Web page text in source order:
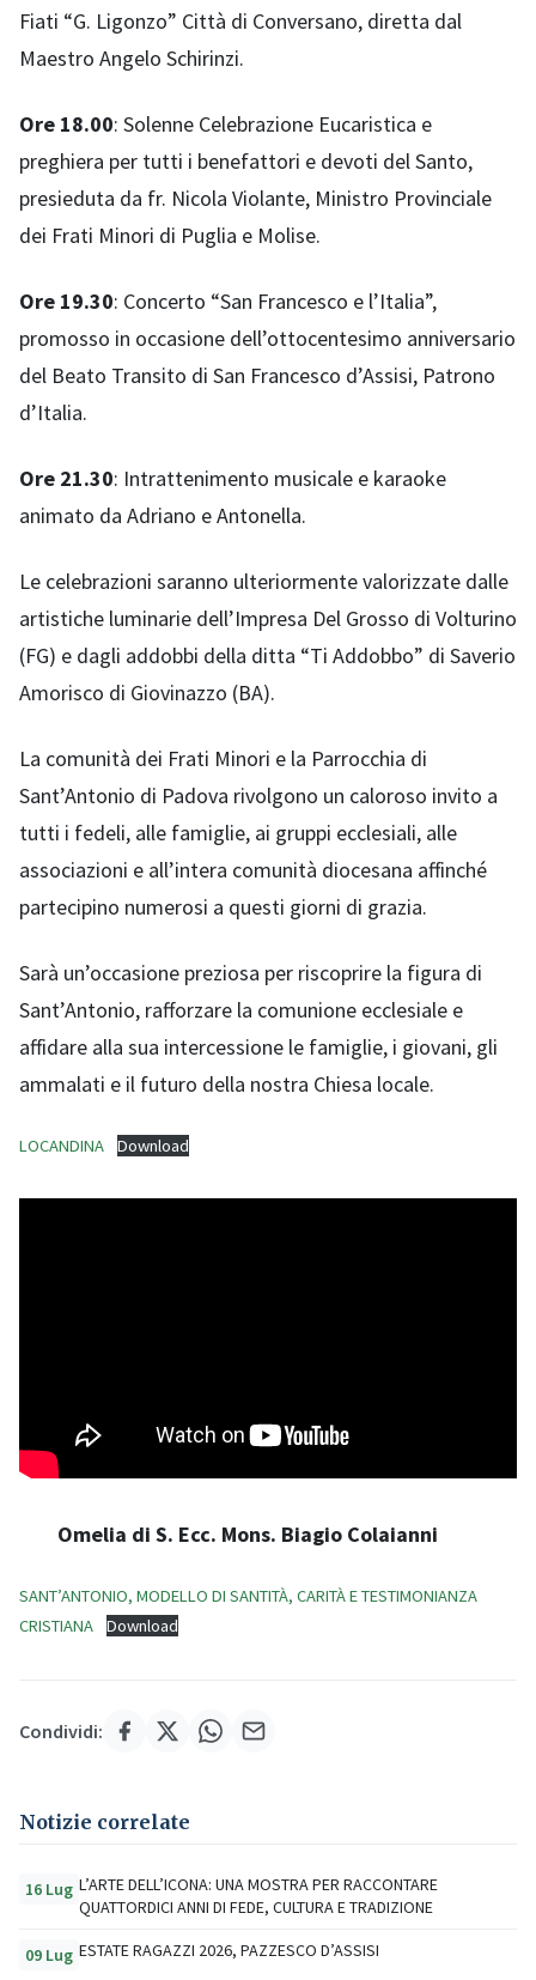
Fiati “G. Ligonzo” Città di Conversano, diretta dal
Maestro Angelo Schirinzi.
Ore 18.00: Solenne Celebrazione Eucaristica e
preghiera per tutti i benefattori e devoti del Santo,
presieduta da fr. Nicola Violante, Ministro Provinciale
dei Frati Minori di Puglia e Molise.
Ore 19.30: Concerto “San Francesco e l’Italia”,
promosso in occasione dell’ottocentesimo anniversario
del Beato Transito di San Francesco d’Assisi, Patrono
d’Italia.
Ore 21.30: Intrattenimento musicale e karaoke
animato da Adriano e Antonella.
Le celebrazioni saranno ulteriormente valorizzate dalle
artistiche luminarie dell’Impresa Del Grosso di Volturino
(FG) e dagli addobbi della ditta “Ti Addobbo” di Saverio
Amorisco di Giovinazzo (BA).
La comunità dei Frati Minori e la Parrocchia di
Sant’Antonio di Padova rivolgono un caloroso invito a
tutti i fedeli, alle famiglie, ai gruppi ecclesiali, alle
associazioni e all’intera comunità diocesana affinché
partecipino numerosi a questi giorni di grazia.
Sarà un’occasione preziosa per riscoprire la figura di
Sant’Antonio, rafforzare la comunione ecclesiale e
affidare alla sua intercessione le famiglie, i giovani, gli
ammalati e il futuro della nostra Chiesa locale.
LOCANDINA Download
Omelia di S. Ecc. Mons. Biagio Colaianni
SANT’ANTONIO, MODELLO DI SANTITÀ, CARITÀ E TESTIMONIANZA
CRISTIANA
Download
Condividi:
Notizie correlate
16 Lug L’ARTE DELL’ICONA: UNA MOSTRA PER RACCONTARE
QUATTORDICI ANNI DI FEDE, CULTURA E TRADIZIONE
09 Lug ESTATE RAGAZZI 2026, PAZZESCO D’ASSISI